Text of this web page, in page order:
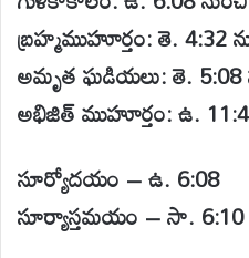
బ్రహ్మముహూర్తం: తె. 4:32
అమృత ఘడియలు: తె. 5:08
అభిజిత్ ముహూర్తం: ఉ.
సూర్యోదయం – ఉ. 6:08
సూర్యాస్తమయం – సా. 6:10